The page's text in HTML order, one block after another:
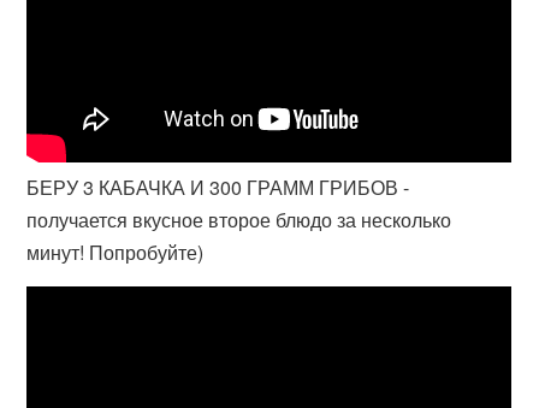
БЕРУ 3 КАБАЧКА И 300 ГРАММ ГРИБОВ -
получается вкусное второе блюдо за несколько
минут! Попробуйте)